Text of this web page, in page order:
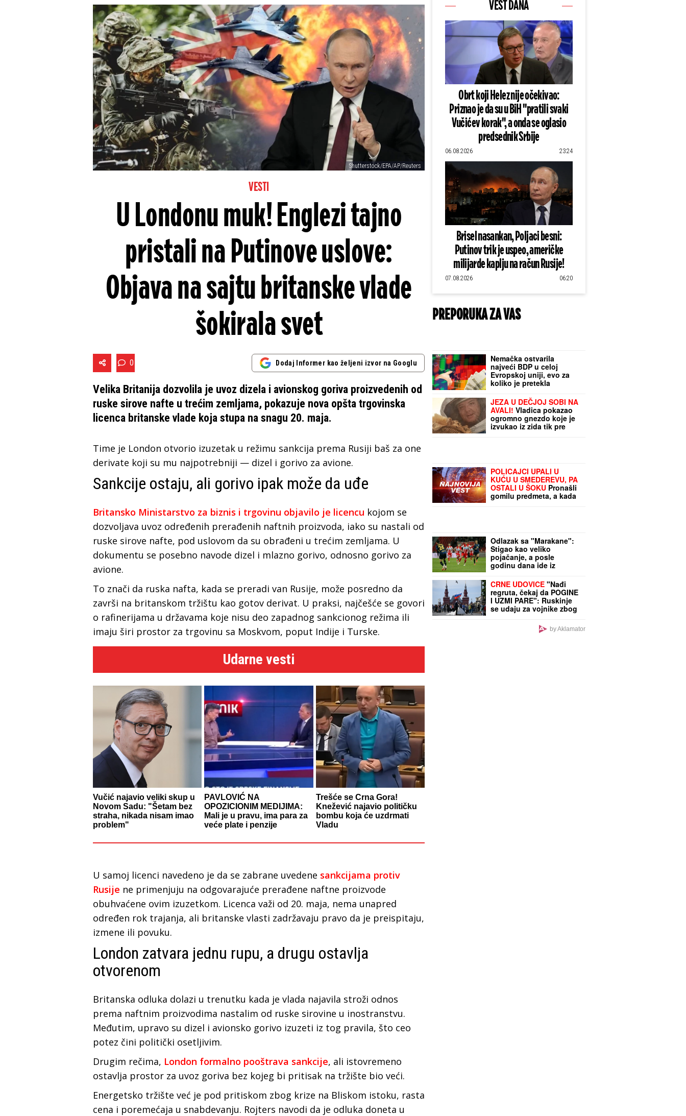
Shutterstock/EPA/AP/Reuters
VESTI
U Londonu muk! Englezi tajno
pristali na Putinove uslove:
Objava na sajtu britanske vlade
šokirala svet
0 Dodaj Informer kao željeni izvor na Googlu
Velika Britanija dozvolila je uvoz dizela i avionskog goriva proizvedenih od
ruske sirove nafte u trećim zemljama, pokazuje nova opšta trgovinska
licenca britanske vlade koja stupa na snagu 20. maja.
Time je London otvorio izuzetak u režimu sankcija prema Rusiji baš za one
derivate koji su mu najpotrebniji — dizel i gorivo za avione.
Sankcije ostaju, ali gorivo ipak može da uđe
Britansko Ministarstvo za biznis i trgovinu objavilo je licencu kojom se
dozvoljava uvoz određenih prerađenih naftnih proizvoda, iako su nastali od
ruske sirove nafte, pod uslovom da su obrađeni u trećim zemljama. U
dokumentu se posebno navode dizel i mlazno gorivo, odnosno gorivo za
avione.
To znači da ruska nafta, kada se preradi van Rusije, može posredno da
završi na britanskom tržištu kao gotov derivat. U praksi, najčešće se govori
o rafinerijama u državama koje nisu deo zapadnog sankcionog režima ili
imaju širi prostor za trgovinu sa Moskvom, poput Indije i Turske.
Udarne vesti
Vučić najavio veliki skup u
Novom Sadu: "Šetam bez
straha, nikada nisam imao
problem"
PAVLOVIĆ NA
OPOZICIONIM MEDIJIMA:
Mali je u pravu, ima para za
veće plate i penzije
Trešće se Crna Gora!
Knežević najavio političku
bombu koja će uzdrmati
Vladu
U samoj licenci navedeno je da se zabrane uvedene sankcijama protiv
Rusije ne primenjuju na odgovarajuće prerađene naftne proizvode
obuhvaćene ovim izuzetkom. Licenca važi od 20. maja, nema unapred
određen rok trajanja, ali britanske vlasti zadržavaju pravo da je preispitaju,
izmene ili povuku.
London zatvara jednu rupu, a drugu ostavlja
otvorenom
Britanska odluka dolazi u trenutku kada je vlada najavila stroži odnos
prema naftnim proizvodima nastalim od ruske sirovine u inostranstvu.
Međutim, upravo su dizel i avionsko gorivo izuzeti iz tog pravila, što ceo
potez čini politički osetljivim.
Drugim rečima, London formalno pooštrava sankcije, ali istovremeno
ostavlja prostor za uvoz goriva bez kojeg bi pritisak na tržište bio veći.
Energetsko tržište već je pod pritiskom zbog krize na Bliskom istoku, rasta
cena i poremećaja u snabdevanju. Rojters navodi da je odluka doneta u
VEST DANA
Obrt koji Helez nije očekivao:
Priznao je da su u BiH "pratili svaki
Vučićev korak", a onda se oglasio
predsednik Srbije
06.08.2026 23:24
Brisel nasankan, Poljaci besni:
Putinov trik je uspeo, američke
milijarde kaplju na račun Rusije!
07.08.2026 06:20
PREPORUKA ZA VAS
Nemačka ostvarila
najveći BDP u celoj
Evropskoj uniji, evo za
koliko je pretekla
Francusku i Italiju
JEZA U DEČJOJ SOBI NA
AVALI! Vladica pokazao
ogromno gnezdo koje je
izvukao iz zida tik pre
KATASTROFE: "Samo što
POLICAJCI UPALI U
KUĆU U SMEDEREVU, PA
OSTALI U ŠOKU Pronašli
gomilu predmeta, a kada
su ugledali OVO odmah
Odlazak sa "Marakane":
Stigao kao veliko
pojačanje, a posle
godinu dana ide iz
Zvezde
CRNE UDOVICE "Nađi
regruta, čekaj da POGINE
I UZMI PARE": Ruskinje
se udaju za vojnike zbog
odštete, NE PITAJU ZA
GODINE, a sa oficirima
kuju zavere da ih šalju u
by Aklamator